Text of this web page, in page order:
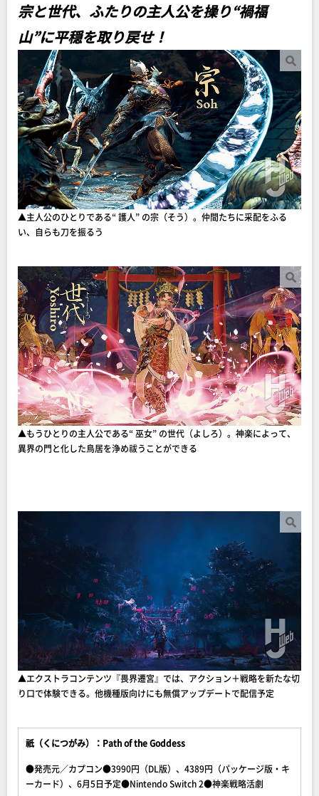
宗と世代、ふたりの主人公を操り“禍福
山”に平穏を取り戻せ！
▲主人公のひとりである“ 護人” の宗（そう）。仲間たちに采配をふる
い、自らも刀を振るう
▲もうひとりの主人公である“ 巫女” の世代（よしろ）。神楽によって、
異界の門と化した鳥居を浄め祓うことができる
▲エクストラコンテンツ『畏界遷宮』では、アクション＋戦略を新たな切
り口で体験できる。他機種版向けにも無償アップデートで配信予定
祇（くにつがみ）：Path of the Goddess
●発売元／カプコン●3990円（DL版）、4389円（パッケージ版・キ
ーカード）、6月5日予定●Nintendo Switch 2●神楽戦略活劇